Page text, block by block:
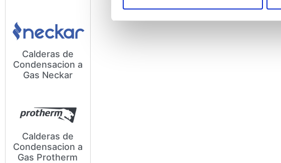
Calderas de
Condensacion a
Gas Neckar
Modelos y Precios de
Calderas de Condensacion a
Calderas de
Condensacion a
Gas Protherm
Modelos y Precios de
Calderas de Condensación a